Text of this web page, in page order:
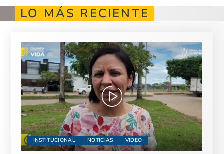
LO MÁS RECIENTE
INSTITUCIONAL NOTICIAS VIDEO